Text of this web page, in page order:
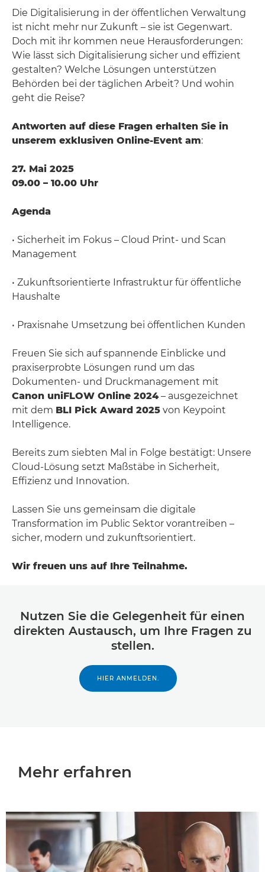
Die Digitalisierung in der öffentlichen Verwaltung
ist nicht mehr nur Zukunft – sie ist Gegenwart.
Doch mit ihr kommen neue Herausforderungen:
Wie lässt sich Digitalisierung sicher und effizient
gestalten? Welche Lösungen unterstützen
Behörden bei der täglichen Arbeit? Und wohin
geht die Reise?
Antworten auf diese Fragen erhalten Sie in
unserem exklusiven Online-Event am:
27. Mai 2025
09.00 – 10.00 Uhr
Agenda
• Sicherheit im Fokus – Cloud Print- und Scan
Management
• Zukunftsorientierte Infrastruktur für öffentliche
Haushalte
• Praxisnahe Umsetzung bei öffentlichen Kunden
Freuen Sie sich auf spannende Einblicke und
praxiserprobte Lösungen rund um das
Dokumenten- und Druckmanagement mit
Canon uniFLOW Online 2024 – ausgezeichnet
mit dem BLI Pick Award 2025 von Keypoint
Intelligence.
Bereits zum siebten Mal in Folge bestätigt: Unsere
Cloud-Lösung setzt Maßstäbe in Sicherheit,
Effizienz und Innovation.
Lassen Sie uns gemeinsam die digitale
Transformation im Public Sektor vorantreiben –
sicher, modern und zukunftsorientiert.
Wir freuen uns auf Ihre Teilnahme.
Nutzen Sie die Gelegenheit für einen
direkten Austausch, um Ihre Fragen zu
stellen.
HIER ANMELDEN.
Mehr erfahren